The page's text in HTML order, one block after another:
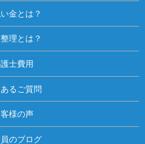
金とは？
理とは？
士費用
るご質問
様の声
のブログ